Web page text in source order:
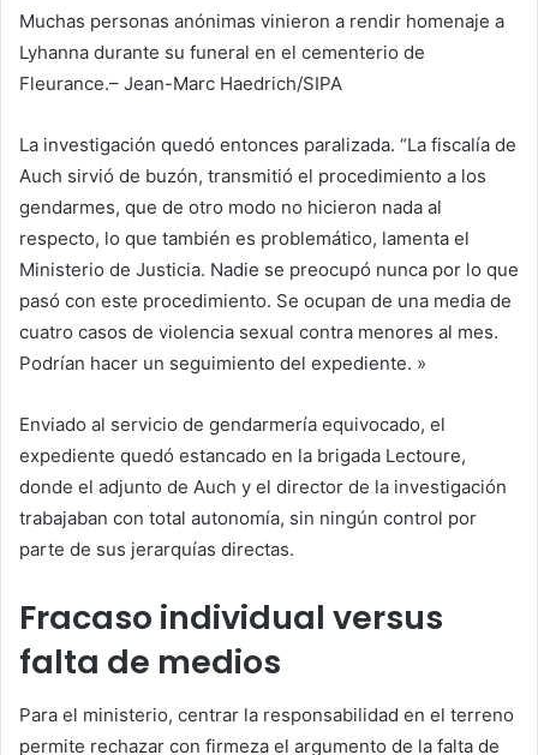
Muchas personas anónimas vinieron a rendir homenaje a
Lyhanna durante su funeral en el cementerio de
Fleurance.– Jean-Marc Haedrich/SIPA
La investigación quedó entonces paralizada. “La fiscalía de
Auch sirvió de buzón, transmitió el procedimiento a los
gendarmes, que de otro modo no hicieron nada al
respecto, lo que también es problemático, lamenta el
Ministerio de Justicia. Nadie se preocupó nunca por lo que
pasó con este procedimiento. Se ocupan de una media de
cuatro casos de violencia sexual contra menores al mes.
Podrían hacer un seguimiento del expediente. »
Enviado al servicio de gendarmería equivocado, el
expediente quedó estancado en la brigada Lectoure,
donde el adjunto de Auch y el director de la investigación
trabajaban con total autonomía, sin ningún control por
parte de sus jerarquías directas.
Fracaso individual versus
falta de medios
Para el ministerio, centrar la responsabilidad en el terreno
permite rechazar con firmeza el argumento de la falta de